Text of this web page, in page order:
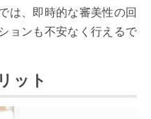
は、即時的な審美性の回
ョンも不安なく行えるで
ット